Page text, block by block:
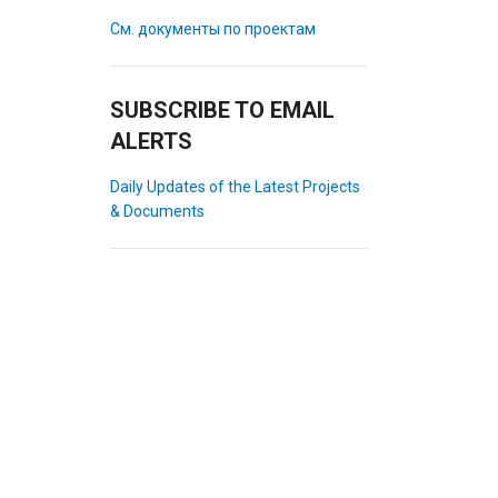
См. документы по проектам
SUBSCRIBE TO EMAIL
ALERTS
Daily Updates of the Latest Projects
& Documents